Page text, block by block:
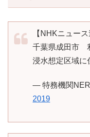
【NHKニュース
千葉県成田市
浸水想定区域に
— 特務機関
2019